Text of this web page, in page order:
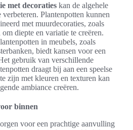
met decoraties kan de algehele
Plantenpotten kunnen
met muurdecoraties, zoals
diepte en variatie te creëren.
in meubels, zoals
biedt kansen voor een
gebruik van verschillende
draagt bij aan een speelse
zijn met kleuren en texturen kan
ambiance creëren.
binnen
voor een prachtige aanvulling